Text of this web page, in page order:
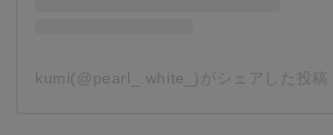
kumi(@pearl_.white_)がシェアした投稿